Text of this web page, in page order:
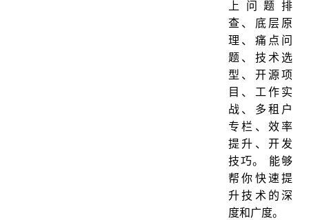
上问题排
查、底层原
理、痛点问
题、技术选
型、开源项
目、工作实
战、多租户
专栏、效率
提升、开发
技巧。 能够
帮你快速提
升技术的深
度和广度。